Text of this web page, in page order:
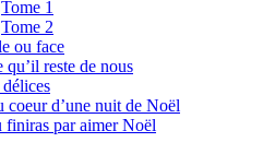
Tome 1
Tome 2
ou face
qu’il reste de nous
coeur d’une nuit de Noël
finiras par aimer Noël